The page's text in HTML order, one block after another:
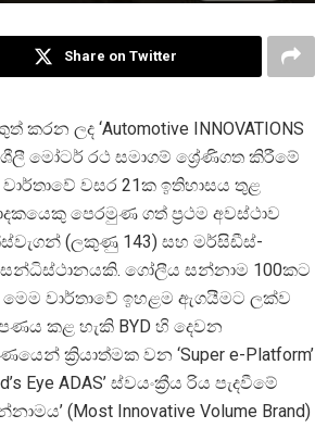
Share on Twitter
කරන ලද ‘Automotive INNOVATIONS
මෝටර් රථ සමාගම් ශ්රේණිගත කිරීමේ
වසර 21ක ඉතිහාසය තුළ
පෙරමුණ ගත් ප්රථම අවස්ථාව
(ලකුණු 143) සහ මර්සිඩීස්-
සන්ධිස්ථානයකි. ගෝලීය සන්නාම 100කට
වාර්තාවේ ඉහළම ඇගයීමට ලක්ව
කළ හැකි BYD හි දෙවන
ක්රියාත්මක වන ‘Super e-Platform’
Eye ADAS’ ස්වයංක්රීය රිය පැදවීමේ
(Most Innovative Volume Brand)